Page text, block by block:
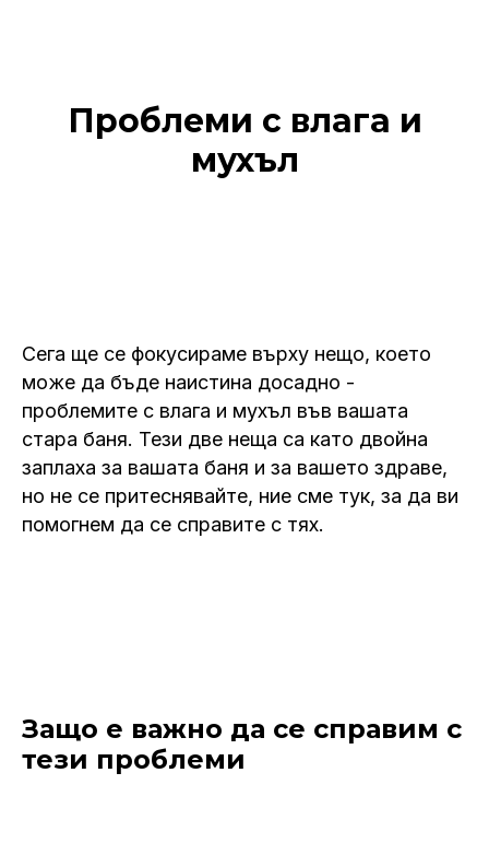
Проблеми с влага и
мухъл
Сега ще се фокусираме върху нещо, което
може да бъде наистина досадно -
проблемите с влага и мухъл във вашата
стара баня. Тези две неща са като двойна
заплаха за вашата баня и за вашето здраве,
но не се притеснявайте, ние сме тук, за да ви
помогнем да се справите с тях.
Защо е важно да се справим с
тези проблеми